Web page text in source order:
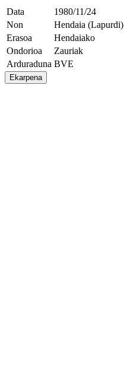
Data
1980/11/24
Non
Hendaia (Lapurdi)
Erasoa
Hendaiako
Ondorioa
Zauriak
Arduraduna BVE